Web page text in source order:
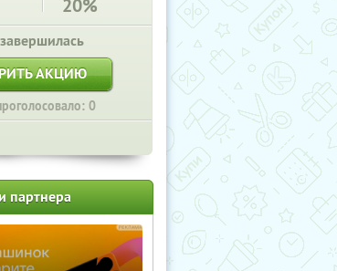
20%
АКЦИЮ
0
партнера